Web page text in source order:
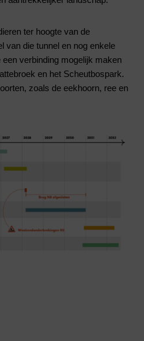
ter hoogte van de
van die tunnel en nog enkele
verbinding mogelijk maken
en het Scheutbospark.
zoals de eekhoorn, ree en